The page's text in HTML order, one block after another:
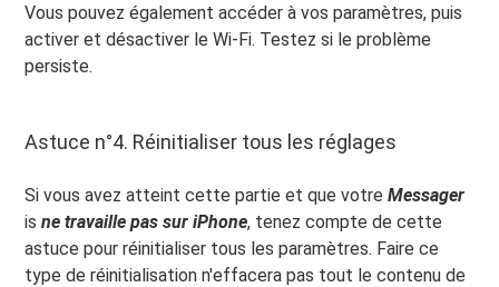
Vous pouvez également accéder à vos paramètres, puis
activer et désactiver le Wi-Fi. Testez si le problème
persiste.
Astuce n°4. Réinitialiser tous les réglages
Si vous avez atteint cette partie et que votreMessager
isne travaille pas suriPhone, tenez compte de cette
astuce pour réinitialiser tous les paramètres. Faire ce
type de réinitialisation n'effacera pas tout le contenu de